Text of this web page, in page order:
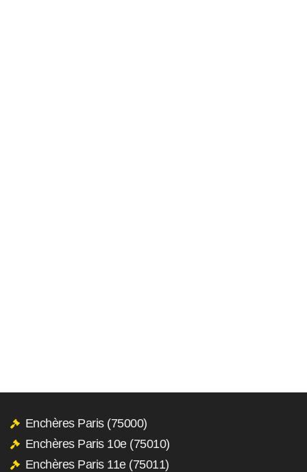
Enchères Paris (75000)
Enchères Paris 10e (75010)
Enchères Paris 11e (75011)